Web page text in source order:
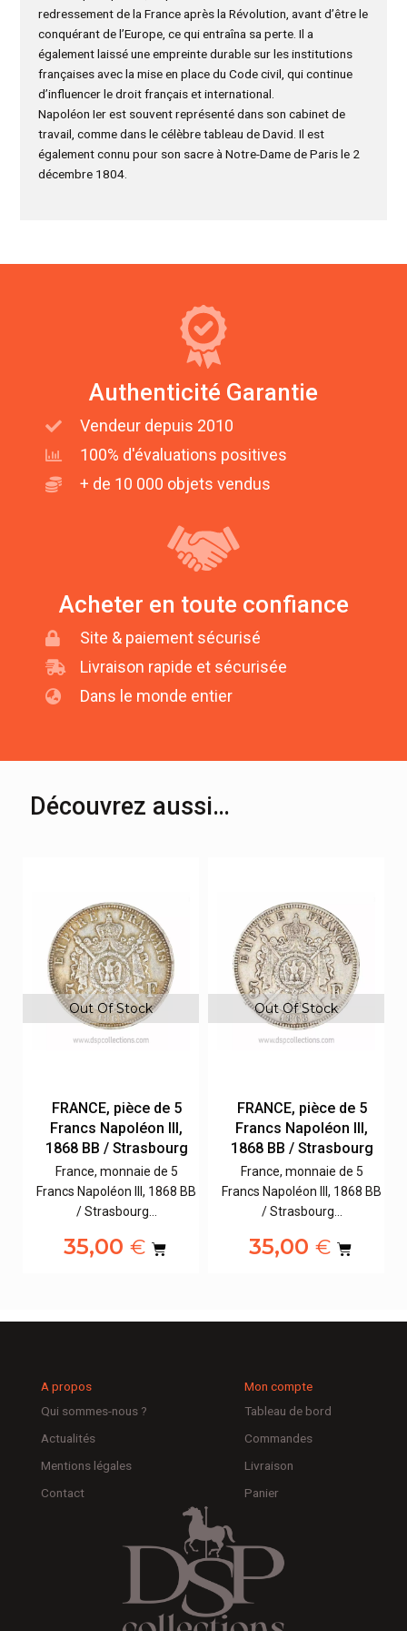
redressement de la France après la Révolution, avant d’être le
conquérant de l’Europe, ce qui entraîna sa perte. Il a
également laissé une empreinte durable sur les institutions
françaises avec la mise en place du Code civil, qui continue
d’influencer le droit français et international.
Napoléon Ier est souvent représenté dans son cabinet de
travail, comme dans le célèbre tableau de David. Il est
également connu pour son sacre à Notre-Dame de Paris le 2
décembre 1804.
Authenticité Garantie
Vendeur depuis 2010
100% d'évaluations positives
+ de 10 000 objets vendus
Acheter en toute confiance
Site & paiement sécurisé
Livraison rapide et sécurisée
Dans le monde entier
Découvrez aussi…
Out Of Stock
FRANCE, pièce de 5
Francs Napoléon III,
1868 BB / Strasbourg
France, monnaie de 5
Francs Napoléon III, 1868 BB
/ Strasbourg…
35,00€
Out Of Stock
FRANCE, pièce de 5
Francs Napoléon III,
1868 BB / Strasbourg
France, monnaie de 5
Francs Napoléon III, 1868 BB
/ Strasbourg…
35,00€
A propos
Qui sommes-nous ?
Actualités
Mentions légales
Contact
Mon compte
Tableau de bord
Commandes
Livraison
Panier